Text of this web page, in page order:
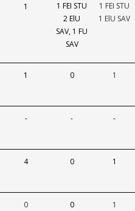
1
1 FEI STU
2 ElU
SAV, 1 FU
SAV
1 FEI STU
1 ElU SAV
1 0 1
- - -
4 0 1
0 0 1